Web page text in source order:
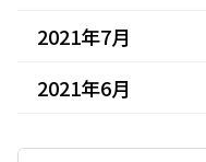
2021年7月
2021年6月